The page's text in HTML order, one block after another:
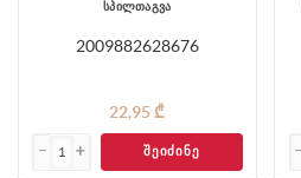
სპილთაგვა
2009882628676
22,95 ₾
ᲨᲔᲘᲫᲘᲜᲔ